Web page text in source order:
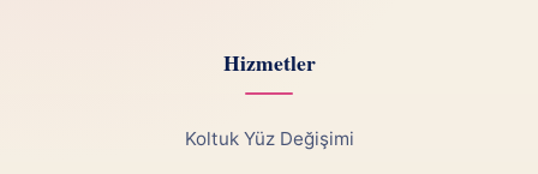
Hizmetler
Koltuk Yüz Değişimi